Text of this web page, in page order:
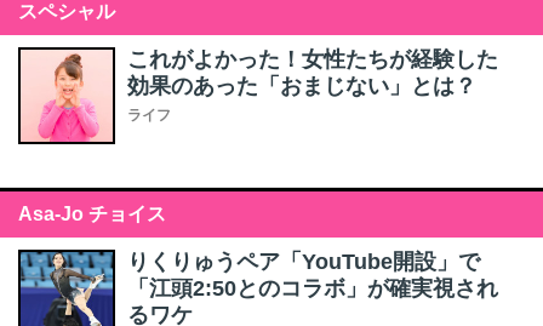
スペシャル
これがよかった！女性たちが経験した
効果のあった「おまじない」とは？
ライフ
Asa-Jo チョイス
りくりゅうペア「YouTube開設」で
「江頭2:50とのコラボ」が確実視され
るワケ